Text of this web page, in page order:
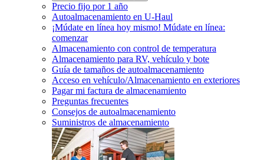
Precio fijo por 1 año
Autoalmacenamiento en U-Haul
¡Múdate en línea hoy mismo! Múdate en línea:
comenzar
Almacenamiento con control de temperatura
Almacenamiento para RV, vehículo y bote
Guía de tamaños de autoalmacenamiento
Acceso en vehículo/Almacenamiento en exteriores
Pagar mi factura de almacenamiento
Preguntas frecuentes
Consejos de autoalmacenamiento
Suministros de almacenamiento